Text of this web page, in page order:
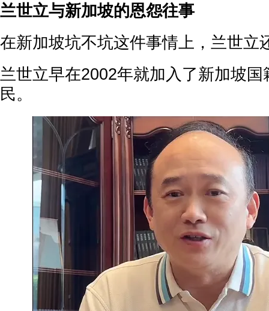
兰世立与新加坡的恩怨往事
在新加坡坑不坑这件事情上，兰世立
兰世立早在2002年就加入了新加坡
民。